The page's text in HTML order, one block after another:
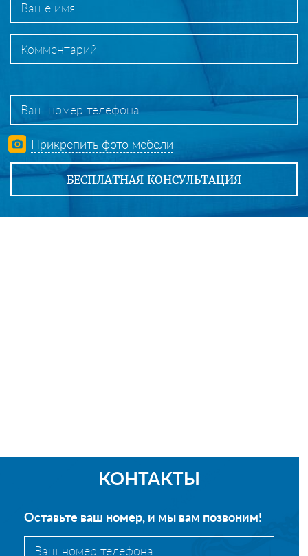
Прикрепить фото мебели
КОНТАКТЫ
Оставьте ваш номер, и мы вам позвоним!